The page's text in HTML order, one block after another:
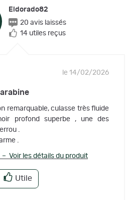
Eldorado82
20 avis laissés
14 utiles reçus
le 14/02/2026
remarquable, culasse très fluide
profond superbe , une des
.
.
Voir les détails du produit
Utile